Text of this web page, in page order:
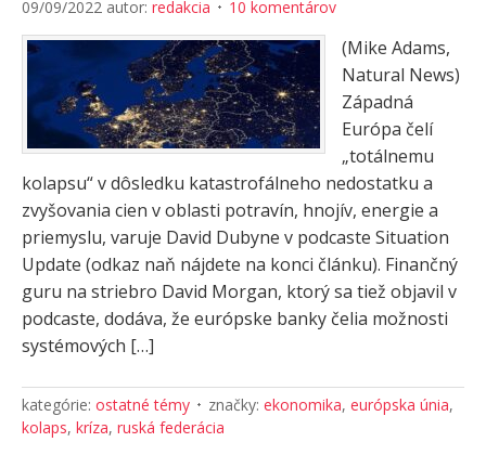
09/09/2022 autor: redakcia 10 komentárov
(Mike Adams,
Natural News)
Západná
Európa čelí
„totálnemu
kolapsu“ v dôsledku katastrofálneho nedostatku a
zvyšovania cien v oblasti potravín, hnojív, energie a
priemyslu, varuje David Dubyne v podcaste Situation
Update (odkaz naň nájdete na konci článku). Finančný
guru na striebro David Morgan, ktorý sa tiež objavil v
podcaste, dodáva, že európske banky čelia možnosti
systémových […]
kategórie: ostatné témy značky: ekonomika, európska únia,
kolaps, kríza, ruská federácia